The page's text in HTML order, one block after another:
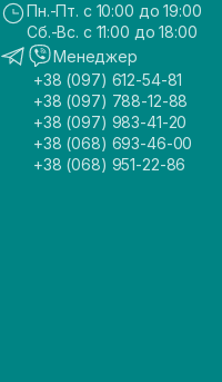
Пн.-Пт. с 10:00 до 19:00
Сб.-Вс. с 11:00 до 18:00
Менеджер
+38 (097) 612-54-81
+38 (097) 788-12-88
+38 (097) 983-41-20
+38 (068) 693-46-00
+38 (068) 951-22-86